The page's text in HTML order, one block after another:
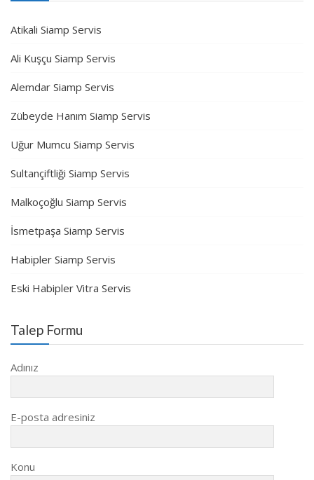
Atikali Siamp Servis
Ali Kuşçu Siamp Servis
Alemdar Siamp Servis
Zübeyde Hanım Siamp Servis
Uğur Mumcu Siamp Servis
Sultançiftliği Siamp Servis
Malkoçoğlu Siamp Servis
İsmetpaşa Siamp Servis
Habipler Siamp Servis
Eski Habipler Vitra Servis
Talep Formu
Adınız
E-posta adresiniz
Konu